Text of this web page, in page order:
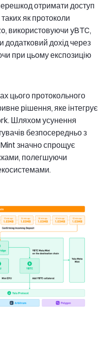
отримати доступ
як протоколи
використовуючи yBTC,
додатковий дохід через
при цьому експозицію
цього протокольного
рішення, яке інтегрує
Шляхом усунення
безпосередньо з
значно спрощує
полегшуючи